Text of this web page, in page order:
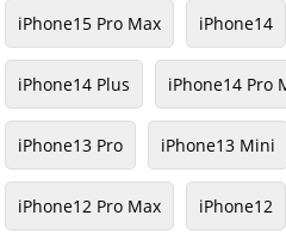
iPhone15 Pro Max iPhone14
iPhone14 Plus iPhone14 Pro
iPhone13 Pro iPhone13 Mini
iPhone12 Pro Max iPhone12